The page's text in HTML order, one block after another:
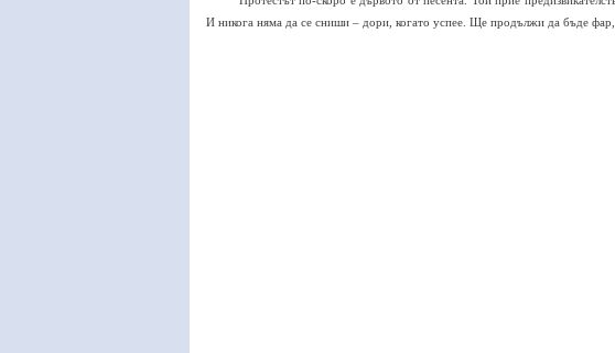
И никога няма да се сниши – дори, когато успее. Ще продължи да бъде фар,